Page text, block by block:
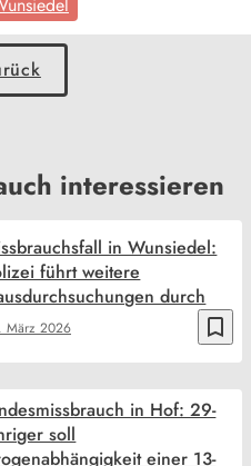
interessieren
bookmark_border
März 2026
in Wunsiedel:
führt weitere
durch
in Hof: 29-
soll
einer 13-